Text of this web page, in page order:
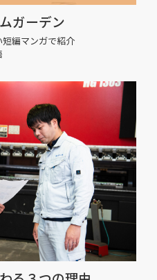
ガーデン
編マンガで紹介